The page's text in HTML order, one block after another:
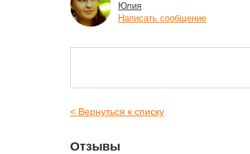
Юлия
Написать сообщение
< Вернуться к списку
Отзывы